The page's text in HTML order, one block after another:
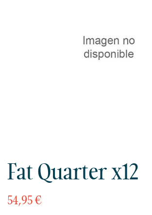
Fat Quarter x12
54,95 €